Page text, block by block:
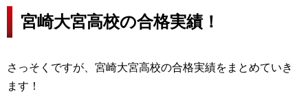
宮崎大宮高校の合格実績！
さっそくですが、宮崎大宮高校の合格実績をまとめていき
ます！